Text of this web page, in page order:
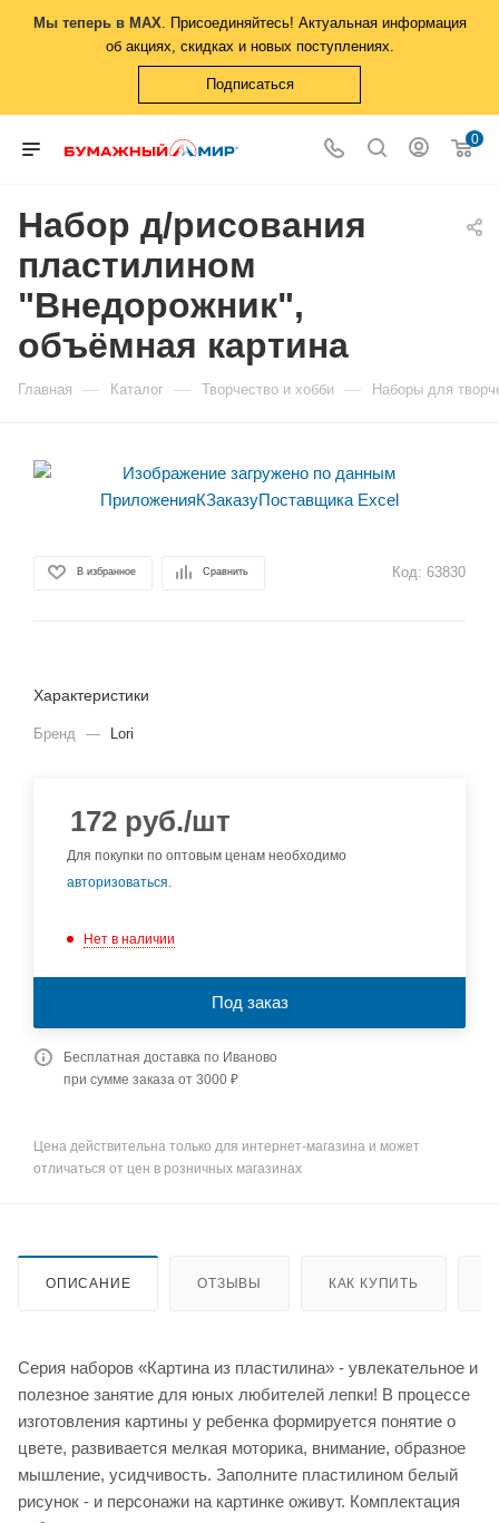
Мы теперь в MAX. Присоединяйтесь! Актуальная информация
об акциях, скидках и новых поступлениях.
Подписаться
0
Набор д/рисования
пластилином
"Внедорожник",
объёмная картина
Главная — Каталог — Творчество и хобби — Наборы для
В избранное Сравнить Код: 63830
Характеристики
Бренд — Lori
172 руб./шт
Для покупки по оптовым ценам необходимо
авторизоваться.
Нет в наличии
Под заказ
Бесплатная доставка по Иваново
при сумме заказа от 3000 ₽
Цена действительна только для интернет-магазина и может
отличаться от цен в розничных магазинах
ОПИСАНИЕ ОТЗЫВЫ КАК КУПИТЬ
Серия наборов «Картина из пластилина» - увлекательное и
полезное занятие для юных любителей лепки! В процессе
изготовления картины у ребенка формируется понятие о
цвете, развивается мелкая моторика, внимание, образное
мышление, усидчивость. Заполните пластилином белый
рисунок - и персонажи на картинке оживут. Комплектация